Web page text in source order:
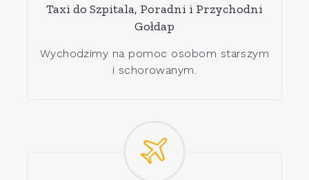
Taxi do Szpitala, Poradni i Przychodni
Gołdap
Wychodzimy na pomoc osobom starszym
i schorowanym.